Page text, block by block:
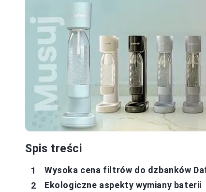
Spis treści
Wysoka cena filtrów do dzbanków
Ekologiczne aspekty wymiany baterii